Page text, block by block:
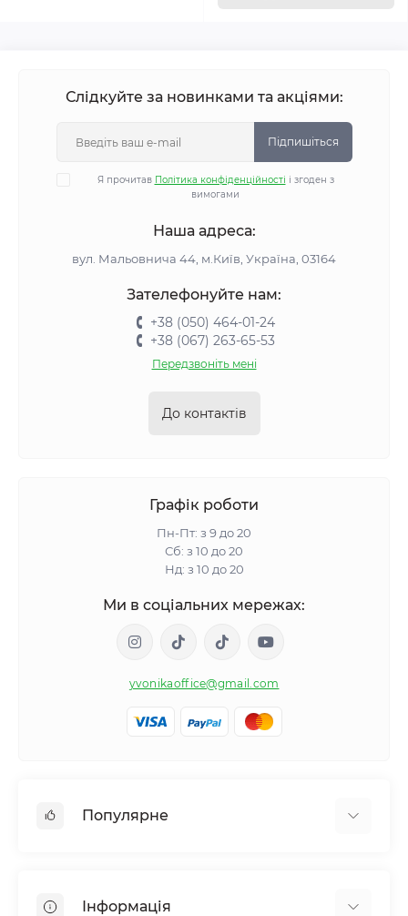
Слідкуйте за новинками та акціями:
Підпишіться
Я прочитав Політика конфіденційності і згоден з
вимогами
Наша адреса:
вул. Мальовнича 44, м.Київ, Україна, 03164
Зателефонуйте нам:
+38 (050) 464-01-24
+38 (067) 263-65-53
Передзвоніть мені
До контактів
Графік роботи
Пн-Пт: з 9 до 20
Сб: з 10 до 20
Нд: з 10 до 20
Ми в соціальних мережах:
yvonikaoffice@gmail.com
Популярне
Інформація